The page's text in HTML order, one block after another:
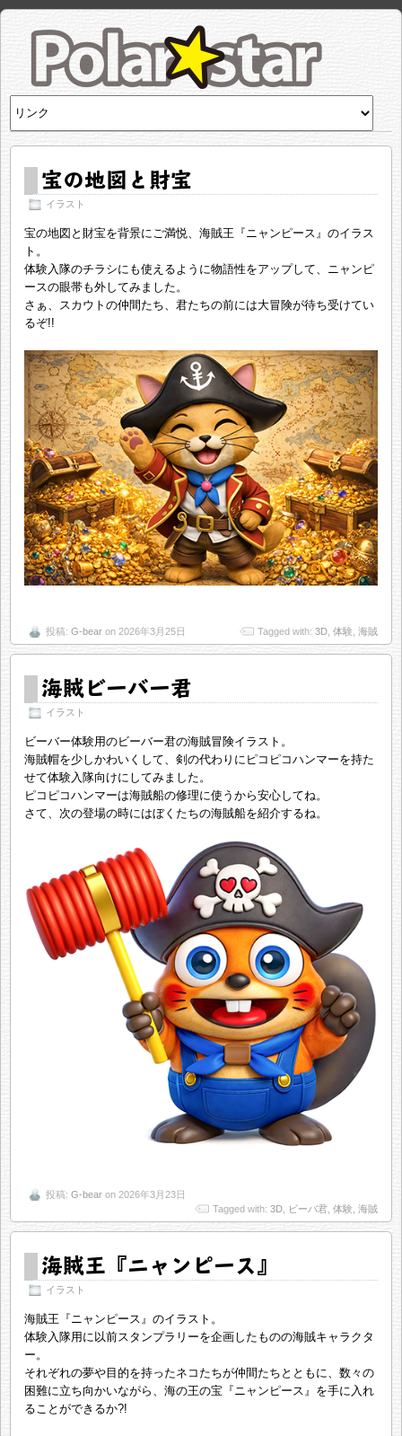
宝の地図と財宝
イラスト
宝の地図と財宝を背景にご満悦、海賊王『ニャンピース』のイラス
ト。
体験入隊のチラシにも使えるように物語性をアップして、ニャンピ
ースの眼帯も外してみました。
さぁ、スカウトの仲間たち、君たちの前には大冒険が待ち受けてい
るぞ!!
投稿: G-bear on 2026年3月25日 Tagged with: 3D 体験 海賊
海賊ビーバー君
イラスト
ビーバー体験用のビーバー君の海賊冒険イラスト。
海賊帽を少しかわいくして、剣の代わりにピコピコハンマーを持た
せて体験入隊向けにしてみました。
ピコピコハンマーは海賊船の修理に使うから安心してね。
さて、次の登場の時にはぼくたちの海賊船を紹介するね。
投稿: G-bear on 2026年3月23日
Tagged with: 3D ビーバ君 体験 海賊
海賊王『ニャンピース』
イラスト
海賊王『ニャンピース』のイラスト。
体験入隊用に以前スタンプラリーを企画したものの海賊キャラクタ
ー。
それぞれの夢や目的を持ったネコたちが仲間たちとともに、数々の
困難に立ち向かいながら、海の王の宝『ニャンピース』を手に入れ
ることができるか?!